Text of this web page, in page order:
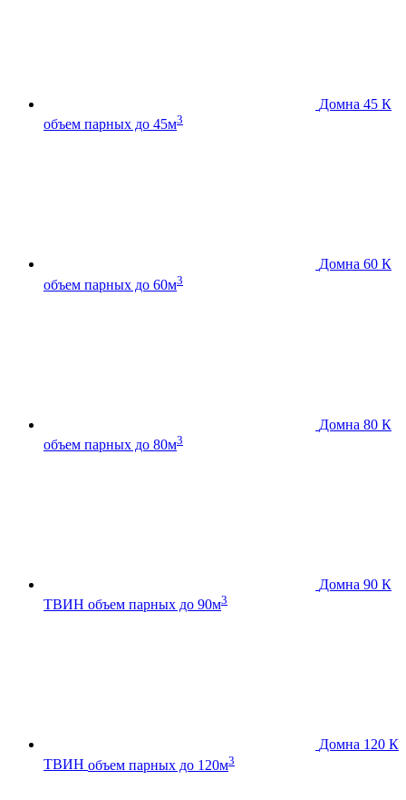
Домна 45 К
объем парных до 45м3
Домна 60 К
объем парных до 60м3
Домна 80 К
объем парных до 80м3
Домна 90 К
ТВИН объем парных до 90м3
Домна 120 К
ТВИН объем парных до 120м3